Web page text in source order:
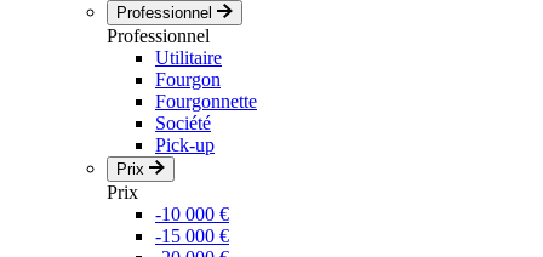
Professionnel
Professionnel
Utilitaire
Fourgon
Fourgonnette
Société
Pick-up
Prix
Prix
-10 000 €
-15 000 €